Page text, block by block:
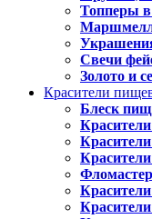
Топперы в
Свечи
Золото и
Красители
Блеск